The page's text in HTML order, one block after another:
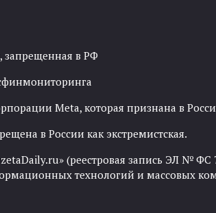
запрещенная в РФ
Meta, которая признана в
в России как экстремистская.
(реестровая запись ЭЛ № ФС
технологий и массовых